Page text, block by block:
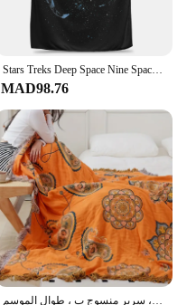
Stars Treks Deep Space Nine Space Station Blanket Multi-size Soft Fuzzy Plush Throw Blankets for Sofa Couch and Bed
MAD98.76